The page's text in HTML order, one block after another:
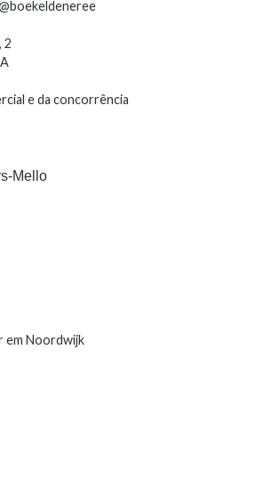
boekeldeneree
2
e da concorrência
Mello
em Noordwijk